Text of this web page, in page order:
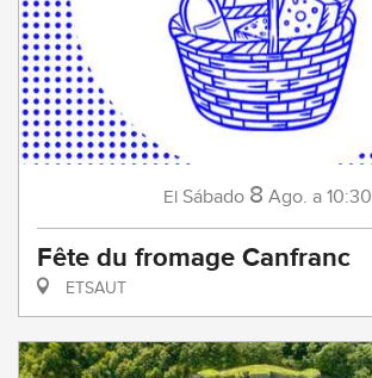
El Sábado 8 Ago. a 10:30
Fête du fromage Canfranc
ETSAUT